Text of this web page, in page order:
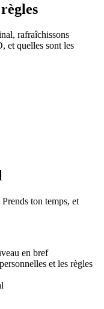
rafraîchissons
et quelles sont les
ton temps, et
en bref
et les règles